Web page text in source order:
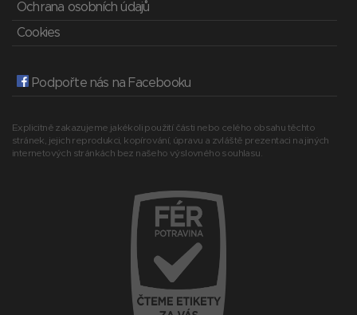
Ochrana osobních údajů
Cookies
Podpořte nás na Facebooku
Explicitně zakazujeme jakékoli použití části nebo celého obsahu těchto
stránek, jejich reprodukci, kopírování, úpravu a zvláště prezentaci na jiných
internetových stránkách bez našeho výslovného souhlasu.